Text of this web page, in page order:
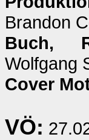
Brandon
Buch,
Wolfgang
Cover
VÖ: